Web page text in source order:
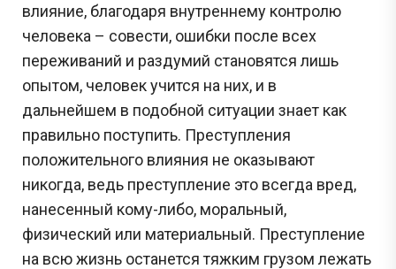
влияние, благодаря внутреннему контролю
человека – совести, ошибки после всех
переживаний и раздумий становятся лишь
опытом, человек учится на них, и в
дальнейшем в подобной ситуации знает как
правильно поступить. Преступления
положительного влияния не оказывают
никогда, ведь преступление это всегда вред,
нанесенный кому-либо, моральный,
физический или материальный. Преступление
на всю жизнь останется тяжким грузом лежать